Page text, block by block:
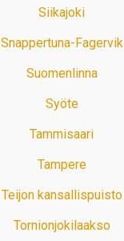
Siikajoki
Snappertuna-Fagervik
Suomenlinna
Syöte
Tammisaari
Tampere
Teijon kansallispuisto
Tornionjokilaakso